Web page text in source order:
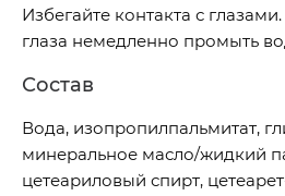
Избегайте контакта с
глаза немедленно промыть
Состав
Вода, изопропилпальмитат,
минеральное масло/жидкий
цетеариловый спирт,